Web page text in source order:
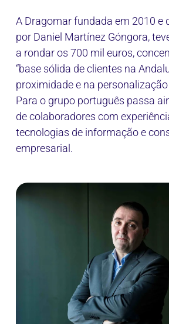
A Dragomar fundada em 2010 e
por Daniel Martínez Góngora,
a rondar os 700 mil euros,
“base sólida de clientes na
proximidade e na personalização
Para o grupo português passa
de colaboradores com
tecnologias de informação e
empresarial.